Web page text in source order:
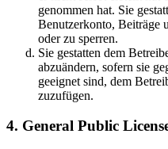
genommen hat. Sie
Benutzerkonto, Beiträge
oder zu sperren.
Sie gestatten dem
abzuändern, sofern sie
geeignet sind, dem
zuzufügen.
4. General Public